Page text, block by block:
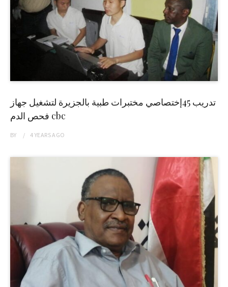
تدريب 45إختصاصي مختبرات طبية بالجزيرة لتشغيل جهاز
فحص الدم cbc
BY 4 YEARSAGO